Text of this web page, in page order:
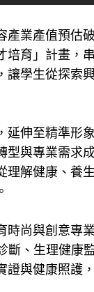
產業產值預估
育」計畫，
學生從探索
伸至精準形
與專業需求
解健康、養
尚與創意專
、生理健康
與健康照護